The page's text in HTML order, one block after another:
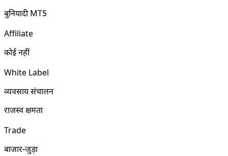
बुनियादी MT5
Affiliate
कोई नहीं
White Label
व्यवसाय संचालन
राजस्व क्षमता
Trade
बाजार-जुड़ा